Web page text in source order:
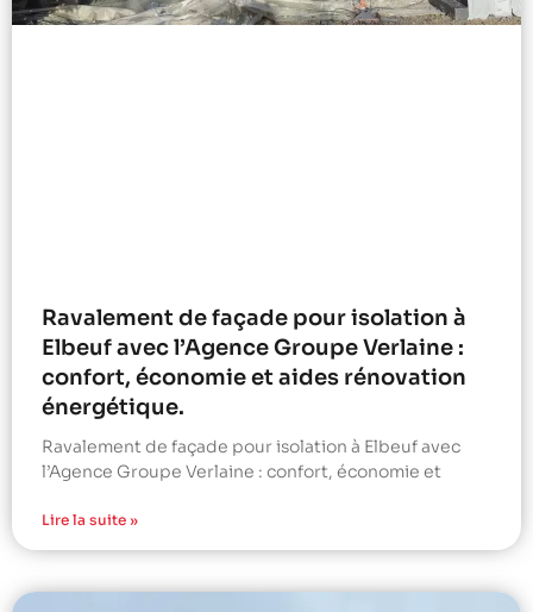
Ravalement de façade pour isolation à
Elbeuf avec l’Agence Groupe Verlaine :
confort, économie et aides rénovation
énergétique.
Ravalement de façade pour isolation à Elbeuf avec
l’Agence Groupe Verlaine : confort, économie et
Lire la suite »